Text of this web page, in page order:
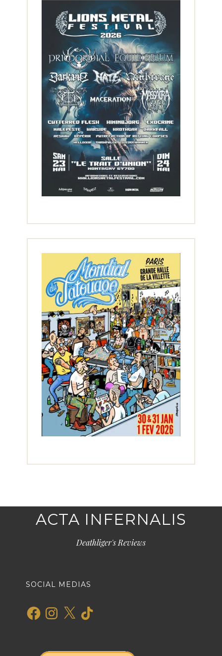
ACTA INFERNALIS
Deathliger's Reviews
SOCIAL MEDIAS
FacebookInstagram
X TikTok